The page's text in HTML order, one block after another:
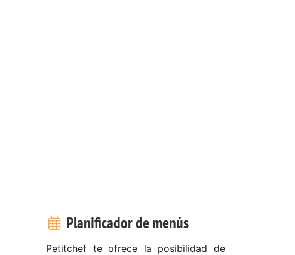
Planificador de menús
Petitchef te ofrece la posibilidad de